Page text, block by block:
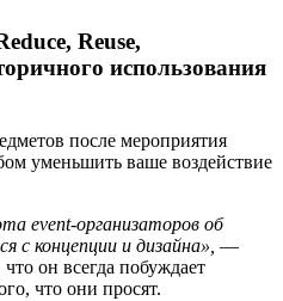
Reuse,
использования
после мероприятия
уменьшить ваше воздействие
event-организаторов об
с концепции и дизайна», —
он всегда побуждает
что они просят.